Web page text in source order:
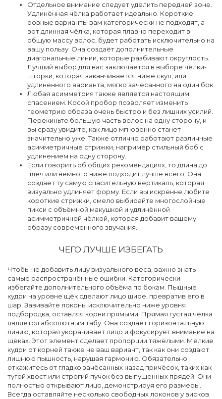
Отдельное внимание следует уделить передней зоне.
Удлинённая чёлка работает идеально. Короткие
ровные варианты вам категорически не подходят, а
вот длинная чёлка, которая плавно переходит в
общую массу волос, будет работать исключительно на
вашу пользу. Она создаёт дополнительные
диагональные линии, которые разбивают округлость.
Лучший выбор для вас заключается в выборе чёлки-
шторки, которая заканчивается ниже скул, или
удлинённого варианта, мягко зачёсанного на один бок.
Любая асимметрия также является настоящим
спасением. Косой пробор позволяет изменить
геометрию образа очень быстро и без лишних усилий.
Перекиньте большую часть волос на одну сторону, и
вы сразу увидите, как лицо мгновенно станет
значительно уже. Также отлично работают различные
асимметричные стрижки, например стильный боб с
удлинением на одну сторону.
Если говорить об общих рекомендациях, то длина до
плеч или немного ниже подходит лучше всего. Она
создаёт ту самую спасительную вертикаль, которая
визуально удлиняет форму. Если вы искренне любите
короткие стрижки, смело выбирайте многослойные
пикси с объёмной макушкой и удлинённой
асимметричной чёлкой, которая добавит вашему
образу современного звучания.
ЧЕГО ЛУЧШЕ ИЗБЕГАТЬ
Чтобы не добавить лицу визуального веса, важно знать
самые распространённые ошибки. Категорически
избегайте дополнительного объёма по бокам. Пышные
кудри на уровне щёк сделают лицо шире, превратив его в
шар. Завивайте локоны исключительно ниже уровня
подбородка, оставляя корни прямыми. Прямая густая чёлка
является абсолютным табу. Она создаёт горизонтальную
линию, которая укорачивает лицо и фокусирует внимание на
щёках. Этот элемент сделает пропорции тяжёлыми. Мелкие
кудри от корней также не ваш вариант, так как они создают
лишнюю пышность, нарушая гармонию. Обязательно
откажитесь от гладко зачёсанных назад причёсок, таких как
тугой хвост или строгий пучок без выпущенных прядей. Они
полностью открывают лицо, демонстрируя его размеры.
Всегда оставляйте несколько свободных локонов у висков.